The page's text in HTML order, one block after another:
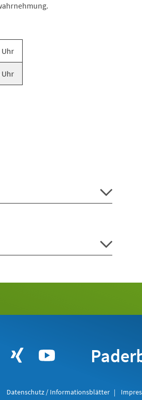
Uhr
Uhr
Datenschutz / Informationsblätter